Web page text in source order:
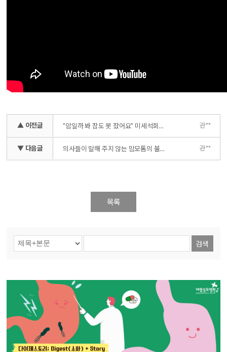
▲ 이전글 "암일까 봐 잠도 못 잤어요" 미세석회화 결과 보고 놀란 분들 꼭 보세요 관**
▼ 다음글 의사들이 말해 주지 않는 맘모톰의 불편한 진실! 관**
목록
검색